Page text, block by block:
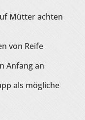
Mütter achten
von Reife
Anfang an
als mögliche